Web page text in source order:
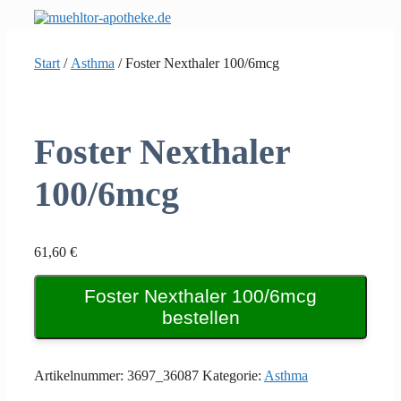
Start / Asthma / Foster Nexthaler 100/6mcg
Foster Nexthaler
100/6mcg
61,60 €
Foster Nexthaler 100/6mcg
bestellen
Artikelnummer: 3697_36087 Kategorie: Asthma